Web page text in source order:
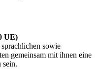
UE)
sowie
gemeinsam mit ihnen eine
sein.